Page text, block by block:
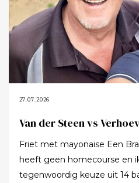
27.07.2026
Van der Steen vs
Friet met mayonaise Een Brabants onderonsje. Henri
heeft geen homecourse en
tegenwoordig keuze uit 14